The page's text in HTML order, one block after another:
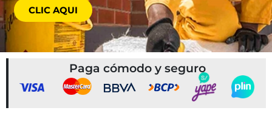
CLIC AQUI
Paga cómodo y seguro